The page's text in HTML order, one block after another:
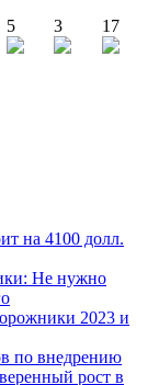
5 3 17
на 4100 долл.
Не нужно
2023 и
по внедрению
рост в